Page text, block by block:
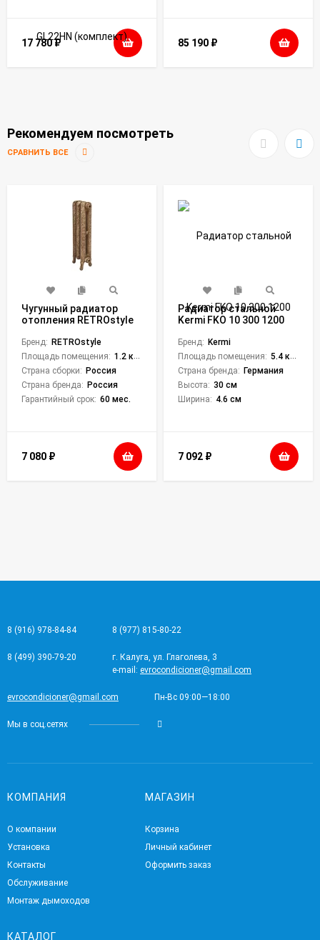
17 780₽ 85 190 ₽
Рекомендуем посмотреть
СРАВНИТЬ ВСЕ
Чугунный радиатор
отопления RETROstyle
Бренд: RETROstyle
Площадь помещения: 1.2 кв. м.
Страна сборки: Россия
Страна бренда: Россия
Гарантийный срок: 60 мес.
7 080 ₽
Радиатор стальной
Kermi FKO 10 300 1200
Бренд: Kermi
Площадь помещения: 5.4 кв. м.
Страна бренда: Германия
Высота: 30 см
Ширина: 4.6 см
7 092 ₽
8 (916) 978-84-84 8 (977) 815-80-22
8 (499) 390-79-20
г. Калуга, ул. Глаголева, 3
e-mail: evrocondicioner@gmail.com
evrocondicioner@gmail.com Пн-Вс 09:00—18:00
Мы в соц.сетях
КОМПАНИЯ
О компании
Установка
Контакты
Обслуживание
Монтаж дымоходов
МАГАЗИН
Корзина
Личный кабинет
Оформить заказ
КАТАЛОГ